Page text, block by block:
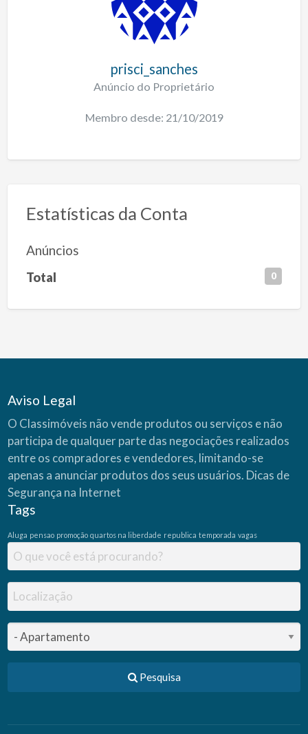
prisci_sanches
Anúncio do Proprietário
Membro desde: 21/10/2019
Estatísticas da Conta
Anúncios
Total 0
Aviso Legal
O Classimóveis não vende produtos ou serviços e não
participa de qualquer parte das negociações realizados
entre os compradores e vendedores, limitando-se
apenas a anunciar produtos dos seus usuários. Dicas de
Segurança na Internet
Tags
Aluga pensao promoção quartos na liberdade republica temporada vagas
Pesquisa